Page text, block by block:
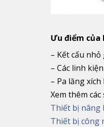
Ưu điểm của
– Kết cấu
– Các linh
– Pa lăng
Xem thêm
Thiết bị nâng
Thiết bị công